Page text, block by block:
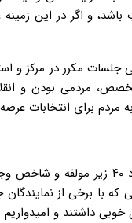
و اگر در این
جلسات مکرر در مرکز و
مردمی بودن و
مردم برای انتخابات
موسوی با بیان اینکه در این
که با برخی از
خوبی داشتند و